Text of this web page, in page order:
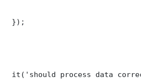
});
it('should process data